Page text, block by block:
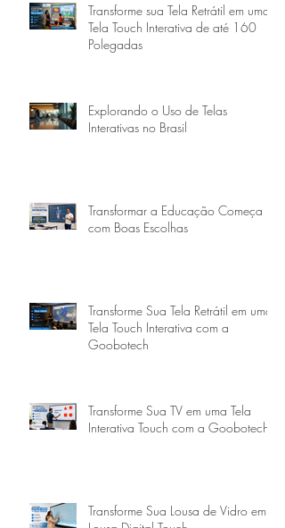
Transforme sua Tela Retrátil em uma
Tela Touch Interativa de até 160
Polegadas
Explorando o Uso de Telas
Interativas no Brasil
Transformar a Educação Começa
com Boas Escolhas
Transforme Sua Tela Retrátil em uma
Tela Touch Interativa com a
Goobotech
Transforme Sua TV em uma Tela
Interativa Touch com a Goobotech
Transforme Sua Lousa de Vidro em